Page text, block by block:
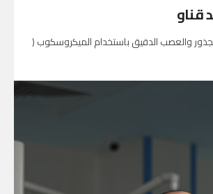
قناو
والعصب الدقيق باستخدام الميكروسكوب (